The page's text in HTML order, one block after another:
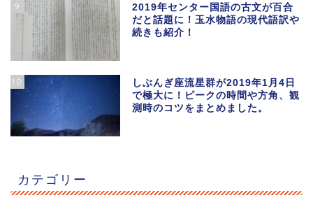
9
2019年センター国語の古文が百合
だと話題に！玉水物語の現代語訳や
続きも紹介！
10
しぶんぎ座流星群が2019年1月4日
で極大に！ピークの時間や方角、観
測時のコツをまとめました。
カテゴリー